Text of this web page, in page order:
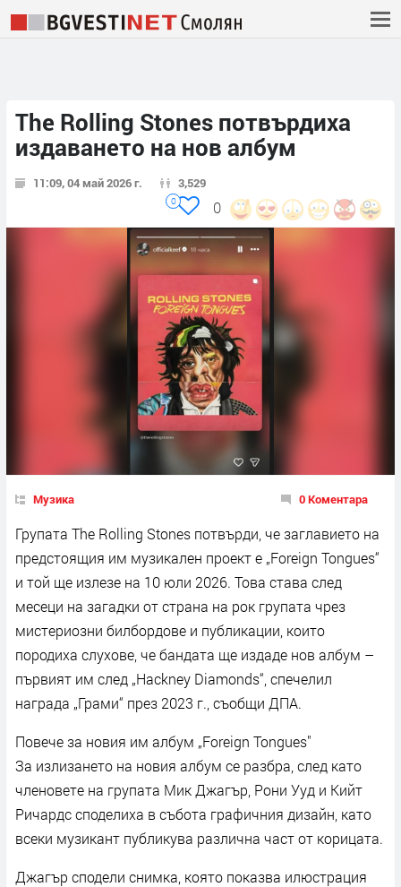
The Rolling Stones потвърдиха
издаването на нов албум
11:09, 04 май 2026 г. 3,529
0
0
Музика 0 Коментара
Групата The Rolling Stones потвърди, че заглавието на
предстоящия им музикален проект е „Foreign Tongues“
и той ще излезе на 10 юли 2026. Това става след
месеци на загадки от страна на рок групата чрез
мистериозни билбордове и публикации, които
породиха слухове, че бандата ще издаде нов албум –
първият им след „Hackney Diamonds“, спечелил
награда „Грами“ през 2023 г., съобщи ДПА.
Повече за новия им албум „Foreign Tongues"
За излизането на новия албум се разбра, след като
членовете на групата Мик Джагър, Рони Ууд и Кийт
Ричардс споделиха в събота графичния дизайн, като
всеки музикант публикува различна част от корицата.
Джагър сподели снимка, която показва илюстрация